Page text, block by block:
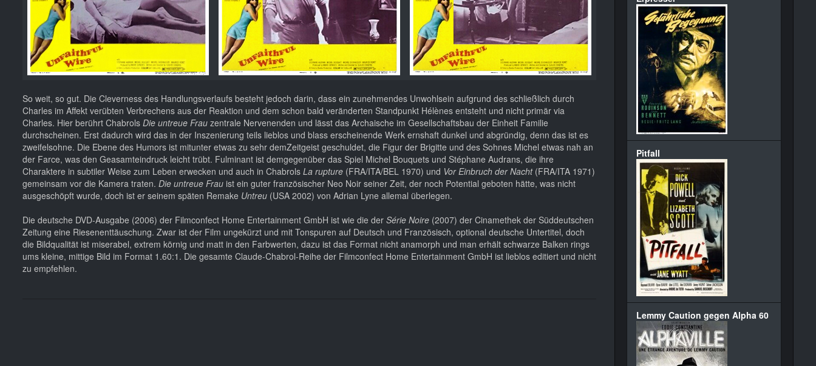
So weit, so gut. Die Cleverness des Handlungsverlaufs besteht jedoch darin, dass ein zunehmendes Unwohlsein aufgrund des schließlich durch
Charles im Affekt verübten Verbrechens aus der Reaktion und dem schon bald veränderten Standpunkt Hélènes entsteht und nicht primär via
Charles. Hier berührt Chabrols Die untreue Frau zentrale Nervenenden und lässt das Archaische im Gesellschaftsbau der Einheit Familie
durchscheinen. Erst dadurch wird das in der Inszenierung teils lieblos und blass erscheinende Werk ernshaft dunkel und abgründig, denn das ist es
zweifelsohne. Die Ebene des Humors ist mitunter etwas zu sehr demZeitgeist geschuldet, die Figur der Brigitte und des Sohnes Michel etwas nah an
der Farce, was den Geasamteindruck leicht trübt. Fulminant ist demgegenüber das Spiel Michel Bouquets und Stéphane Audrans, die ihre
Charaktere in subtiler Weise zum Leben erwecken und auch in Chabrols La rupture (FRA/ITA/BEL 1970) und Vor Einbruch der Nacht(FRA/ITA 1971)
gemeinsam vor die Kamera traten. Die untreue Frau ist ein guter französischer Neo Noir seiner Zeit, der noch Potential geboten hätte, was nicht
ausgeschöpft wurde, doch ist er seinem späten Remake Untreu (USA 2002) von Adrian Lyne allemal überlegen.
Die deutsche DVD-Ausgabe (2006) der Filmconfect Home Entertainment GmbH ist wie die der Série Noire (2007) der Cinamethek der Süddeutschen
Zeitung eine Riesenenttäuschung. Zwar ist der Film ungekürzt und mit Tonspuren auf Deutsch und Französisch, optional deutsche Untertitel, doch
die Bildqualität ist miserabel, extrem körnig und matt in den Farbwerten, dazu ist das Format nicht anamorph und man erhält schwarze Balken rings
ums kleine, mittige Bild im Format 1.60:1. Die gesamte Claude-Chabrol-Reihe der Filmconfect Home Entertainment GmbH ist lieblos editiert und nicht
zu empfehlen.
Pitfall
Lemmy Caution gegen Alpha 60